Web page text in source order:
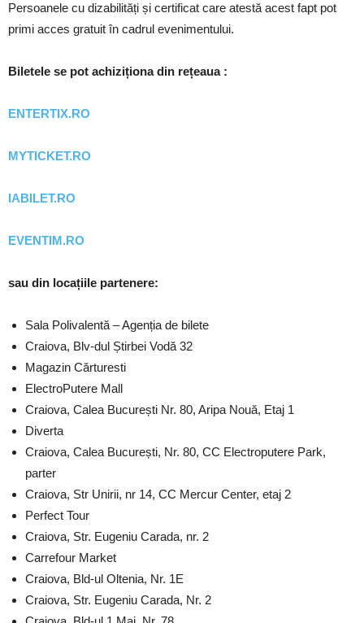
Persoanele cu dizabilități și certificat care atestă acest fapt pot
primi acces gratuit în cadrul evenimentului.
Biletele se pot achiziționa din rețeaua :
ENTERTIX.RO
MYTICKET.RO
IABILET.RO
EVENTIM.RO
sau din locațiile partenere:
Sala Polivalentă – Agenția de bilete
Craiova, Blv-dul Știrbei Vodă 32
Magazin Cărturesti
ElectroPutere Mall
Craiova, Calea București Nr. 80, Aripa Nouă, Etaj 1
Diverta
Craiova, Calea București, Nr. 80, CC Electroputere Park,
parter
Craiova, Str Unirii, nr 14, CC Mercur Center, etaj 2
Perfect Tour
Craiova, Str. Eugeniu Carada, nr. 2
Carrefour Market
Craiova, Bld-ul Oltenia, Nr. 1E
Craiova, Str. Eugeniu Carada, Nr. 2